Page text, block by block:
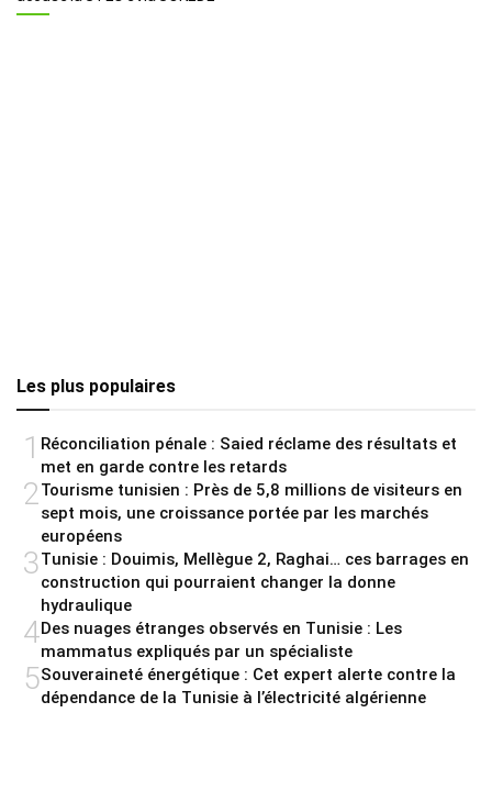
Les plus populaires
1 Réconciliation pénale : Saied réclame des résultats et
met en garde contre les retards
2Tourisme tunisien : Près de 5,8 millions de visiteurs en
sept mois, une croissance portée par les marchés
européens
3Tunisie : Douimis, Mellègue 2, Raghai… ces barrages en
construction qui pourraient changer la donne
hydraulique
4Des nuages étranges observés en Tunisie : Les
mammatus expliqués par un spécialiste
5Souveraineté énergétique : Cet expert alerte contre la
dépendance de la Tunisie à l’électricité algérienne